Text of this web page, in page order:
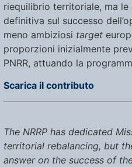
riequilibrio territoriale, ma
definitiva sul successo
meno ambiziosi target
proporzioni inizialmente
PNRR, attuando la
Scarica il contributo
The NRRP has dedicated
territorial rebalancing, but
answer on the success of